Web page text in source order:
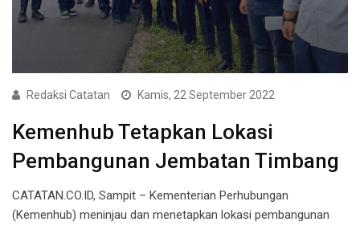
Redaksi Catatan Kamis, 22 September 2022
Kemenhub Tetapkan Lokasi
Pembangunan Jembatan Timbang
CATATAN.CO.ID, Sampit – Kementerian Perhubungan
(Kemenhub) meninjau dan menetapkan lokasi pembangunan